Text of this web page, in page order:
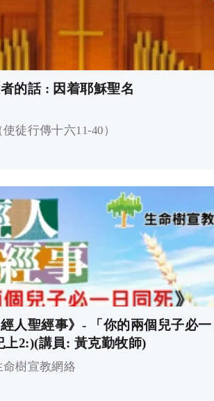
的話 : 因着耶穌聖名
徒行傳十六11-40）
人聖經事》- 「你的兩個兒子必
上2:)(講員: 黃克勤牧師)
命樹宣教網絡